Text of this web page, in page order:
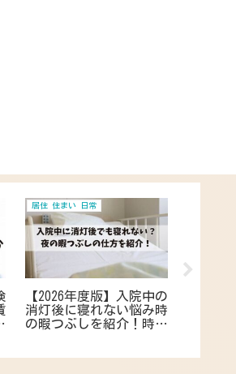
居住 住まい 日常
【2026年度版】入院中の
消灯後に寝れない悩み時
の暇つぶしを紹介！時間